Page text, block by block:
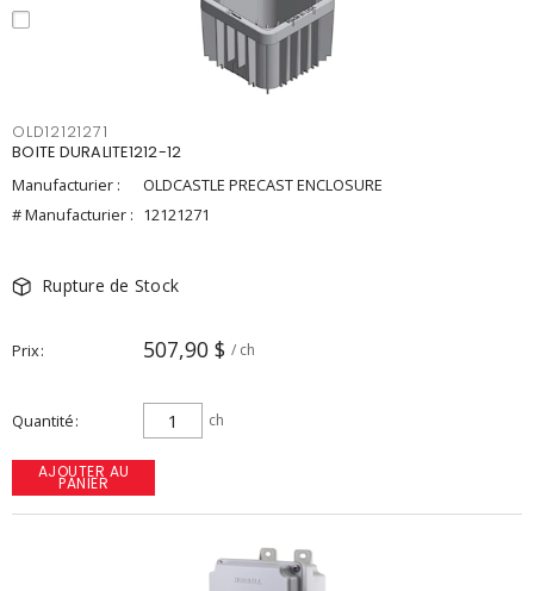
OLD12121271
BOITE DURALITE1212-12
Manufacturier :
OLDCASTLE PRECAST ENCLOSURE
# Manufacturier : 12121271
Rupture de Stock
Prix 507,90 $ / ch
Quantité ch
AJOUTER AU
PANIER